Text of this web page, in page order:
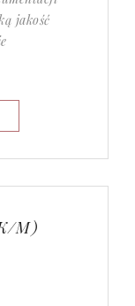
jakość
M)